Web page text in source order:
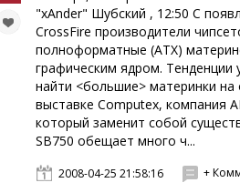
"xAnder" Шубский , 12:50 С
CrossFire производители
полноформатные (АТХ)
графическим ядром.
найти <большие> материнки
выставке Computex, компания
который заменит собой
SB750 обещает много ч...
2008-04-25 21:58:16 +